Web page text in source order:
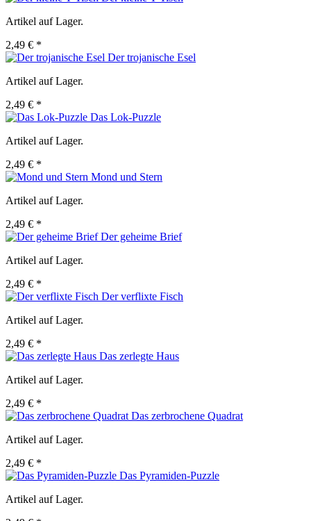
Artikel auf Lager.
2,49 € *
Der trojanische Esel
Artikel auf Lager.
2,49 € *
Das Lok-Puzzle
Artikel auf Lager.
2,49 € *
Mond und Stern
Artikel auf Lager.
2,49 € *
Der geheime Brief
Artikel auf Lager.
2,49 € *
Der verflixte Fisch
Artikel auf Lager.
2,49 € *
Das zerlegte Haus
Artikel auf Lager.
2,49 € *
Das zerbrochene Quadrat
Artikel auf Lager.
2,49 € *
Das Pyramiden-Puzzle
Artikel auf Lager.